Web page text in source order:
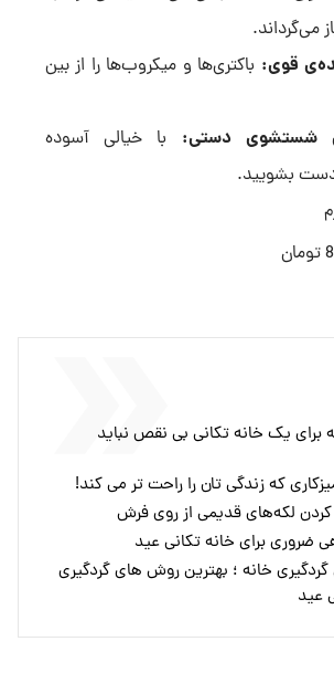
می‌گرداند.
قوی: باکتری‌ها و میکروب‌ها را از بین
شستشوی دستی: با خیالی آسوده
دست بشویید.
برای یک خانه‌ تکانی بی نقص نباید
لکه‌های قدیمی از روی فرش
گردگیری خانه ؛ بهترین روش های گردگیری
عید